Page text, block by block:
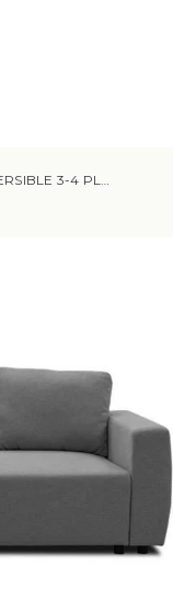
CANAPÉ D'ANGLE CONVERTIBLE RÉVERSIBLE 3-4 PLACES CLAUDIUS - TISSU TERRACOTTA - COFFRE DE RANGEMENT - L 244 X P 158 X H 95 CM